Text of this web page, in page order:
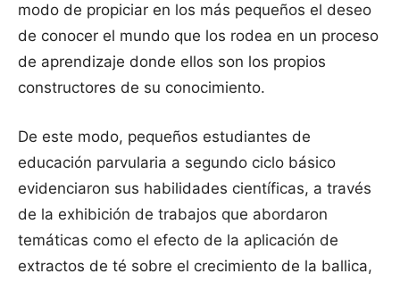
modo de propiciar en los más pequeños el deseo
de conocer el mundo que los rodea en un proceso
de aprendizaje donde ellos son los propios
constructores de su conocimiento.
De este modo, pequeños estudiantes de
educación parvularia a segundo ciclo básico
evidenciaron sus habilidades científicas, a través
de la exhibición de trabajos que abordaron
temáticas como el efecto de la aplicación de
extractos de té sobre el crecimiento de la ballica,